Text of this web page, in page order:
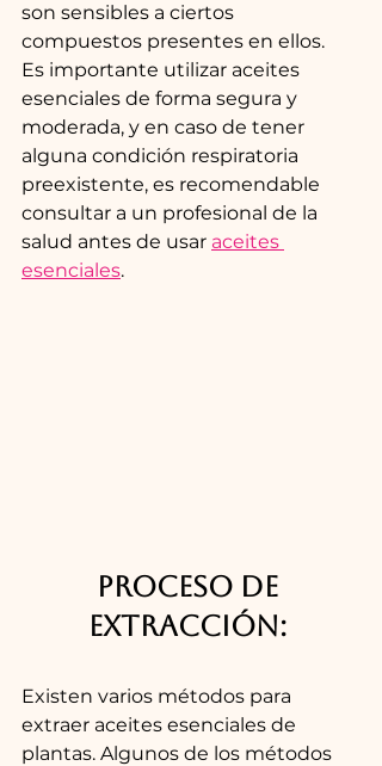
son sensibles a ciertos
compuestos presentes en ellos.
Es importante utilizar aceites
esenciales de forma segura y
moderada, y en caso de tener
alguna condición respiratoria
preexistente, es recomendable
consultar a un profesional de la
salud antes de usar aceites
esenciales.
Proceso de
extracción:
Existen varios métodos para
extraer aceites esenciales de
plantas. Algunos de los métodos